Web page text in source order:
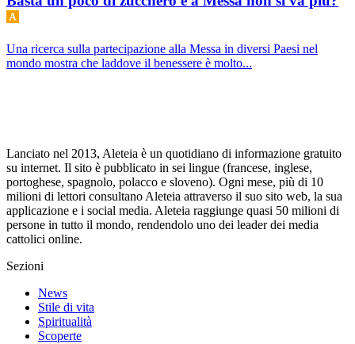
Una ricerca sulla partecipazione alla Messa in diversi Paesi nel
mondo mostra che laddove il benessere è molto...
Lanciato nel 2013, Aleteia è un quotidiano di informazione gratuito
su internet. Il sito è pubblicato in sei lingue (francese, inglese,
portoghese, spagnolo, polacco e sloveno). Ogni mese, più di 10
milioni di lettori consultano Aleteia attraverso il suo sito web, la sua
applicazione e i social media. Aleteia raggiunge quasi 50 milioni di
persone in tutto il mondo, rendendolo uno dei leader dei media
cattolici online.
Sezioni
News
Stile di vita
Spiritualità
Scoperte